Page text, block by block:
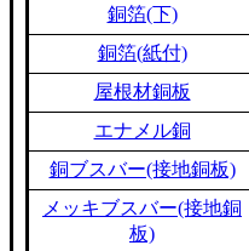
銅箔(下)
銅箔(紙付)
屋根材銅板
エナメル銅
銅ブスバー(接地銅板)
メッキブスバー(接地銅
板)